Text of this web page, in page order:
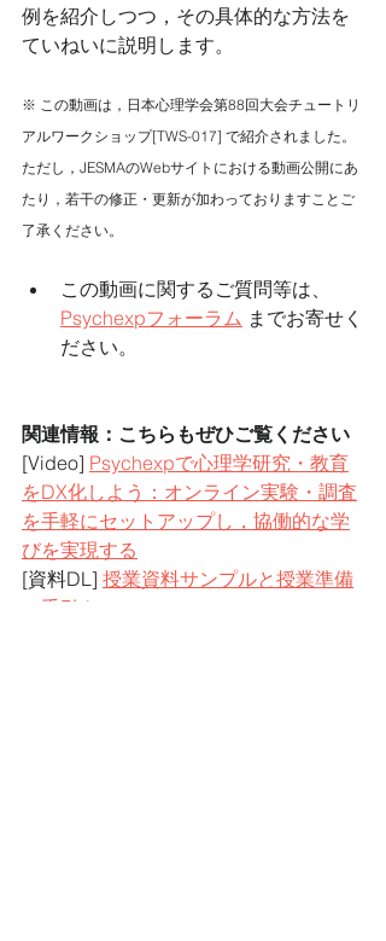
例を紹介しつつ，その具体的な方法を
ていねいに説明します。
※ この動画は，日本心理学会第88回大会チュートリ
アルワークショップ[TWS-017] で紹介されました。
ただし，JESMAのWebサイトにおける動画公開にあ
たり，若干の修正・更新が加わっておりますことご
了承ください。
この動画に関するご質問等は、
Psychexpフォーラム までお寄せく
ださい。
関連情報：こちらもぜひご覧ください
[Video] Psychexpで心理学研究・教育
をDX化しよう：オンライン実験・調査
を手軽にセットアップし，協働的な学
びを実現する
[資料DL] 授業資料サンプルと授業準備
の手引き